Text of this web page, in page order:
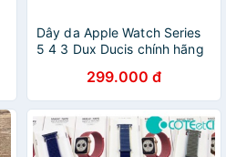
Dây da Apple Watch Series
5 4 3 Dux Ducis chính hãng
299.000 đ